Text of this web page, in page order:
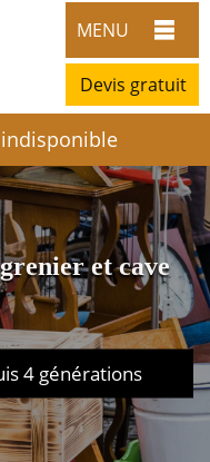
MENU
Devis gratuit
indisponible
et cave
4 générations